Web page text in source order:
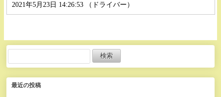
2021年5月23日 14:26:53 （ドライバー）
最近の投稿